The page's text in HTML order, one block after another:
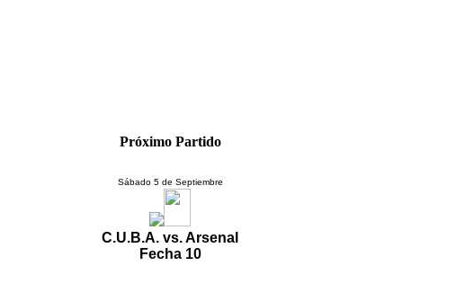
Próximo Partido
Sábado 5 de Septiembre
C.U.B.A. vs. Arsenal
Fecha 10